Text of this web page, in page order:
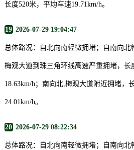
长度520米，平均车速19.71km/h。
19 2026-07-29 19:04:47
总体路况：自北向南轻微拥堵；自南向
梅观大道到珠三角环线高速严重拥堵，长
18.63km/h；南向北,梅观大道附近拥堵，
24.01km/h。
20 2026-07-29 08:22:34
总体路况：自北向南轻微拥堵；自南向